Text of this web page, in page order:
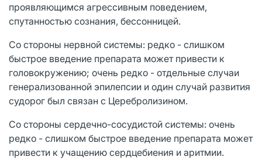
проявляющимся агрессивным поведением,
спутанностью сознания, бессонницей.
Со стороны нервной системы: редко - слишком
быстрое введение препарата может привести к
головокружению; очень редко - отдельные случаи
генерализованной эпилепсии и один случай развития
судорог был связан с Церебролизином.
Со стороны сердечно-сосудистой системы: очень
редко - слишком быстрое введение препарата может
привести к учащению сердцебиения и аритмии.